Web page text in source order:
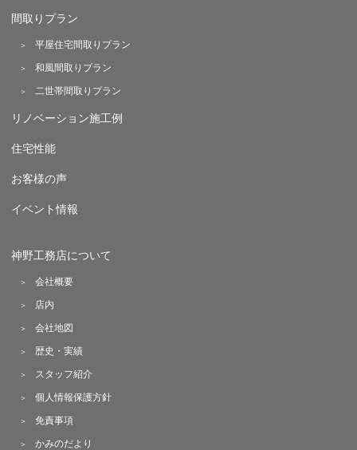
間取りプラン
平屋住宅間取りプラン
和風間取りプラン
二世帯間取りプラン
リノベーション施工例
住宅性能
お客様の声
イベント情報
神野工務店について
会社概要
店内
会社地図
歴史・実績
スタッフ紹介
個人情報保護方針
免責事項
かみのだより